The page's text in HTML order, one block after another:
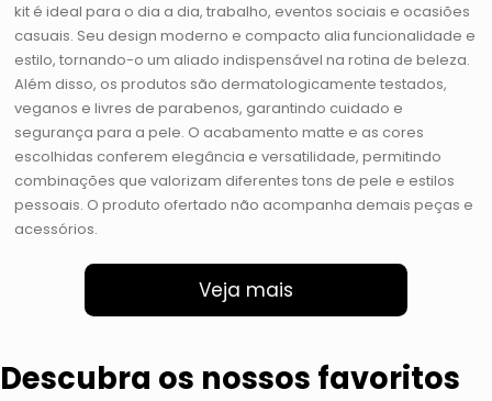
kit é ideal para o dia a dia, trabalho, eventos sociais e ocasiões
casuais. Seu design moderno e compacto alia funcionalidade e
estilo, tornando-o um aliado indispensável na rotina de beleza.
Além disso, os produtos são dermatologicamente testados,
veganos e livres de parabenos, garantindo cuidado e
segurança para a pele. O acabamento matte e as cores
escolhidas conferem elegância e versatilidade, permitindo
combinações que valorizam diferentes tons de pele e estilos
pessoais. O produto ofertado não acompanha demais peças e
acessórios.
Veja mais
Descubra os nossos favoritos